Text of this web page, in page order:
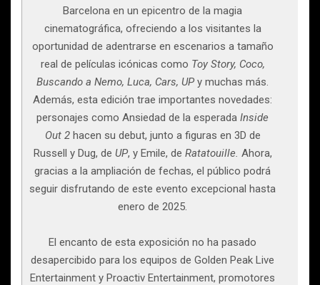
Barcelona en un epicentro de la magia
cinematográfica, ofreciendo a los visitantes la
oportunidad de adentrarse en escenarios a tamaño
real de películas icónicas como Toy Story, Coco,
Buscando a Nemo, Luca, Cars, UP y muchas más.
Además, esta edición trae importantes novedades:
personajes como Ansiedad de la esperada Inside
Out 2hacen su debut, junto a figuras en 3D de
Russell y Dug, de UP, y Emile, de Ratatouille. Ahora,
gracias a la ampliación de fechas, el público podrá
seguir disfrutando de este evento excepcional hasta
enero de 2025.
El encanto de esta exposición no ha pasado
desapercibido para los equipos de Golden Peak Live
Entertainment y Proactiv Entertainment, promotores